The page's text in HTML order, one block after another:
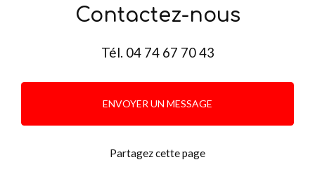
Contactez-nous
Tél. 04 74 67 70 43
ENVOYER UN MESSAGE
Partagez cette page